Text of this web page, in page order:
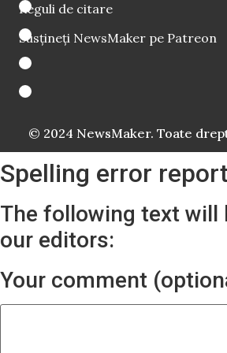
Reguli de citare
Susțineți NewsMaker pe Patreon
© 2024 NewsMaker. Toate
Spelling error
The following text will
our editors:
Your comment